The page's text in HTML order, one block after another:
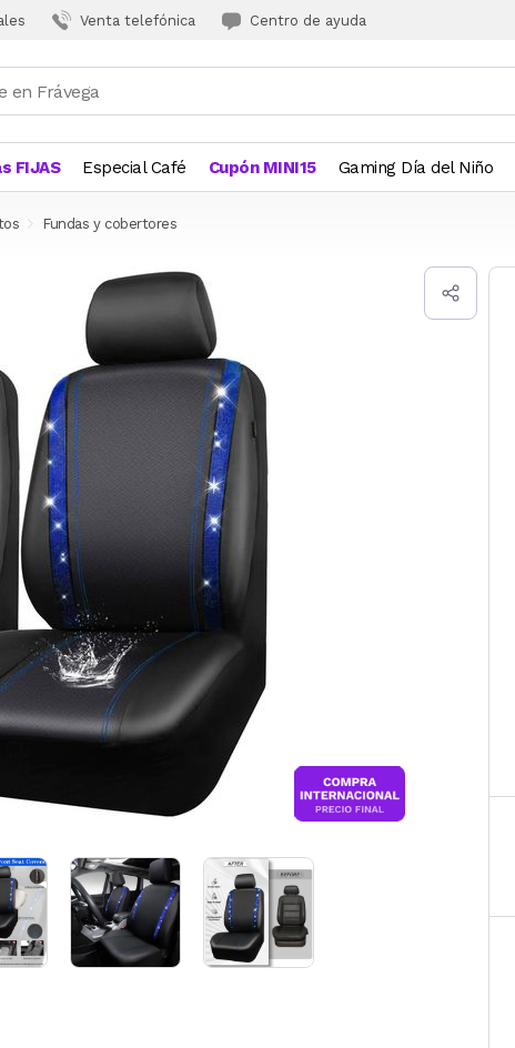
Venta telefónica Centro de ayuda
FIJAS Especial Café Cupón MINI15 Gaming Día del Niño
Fundas y cobertores